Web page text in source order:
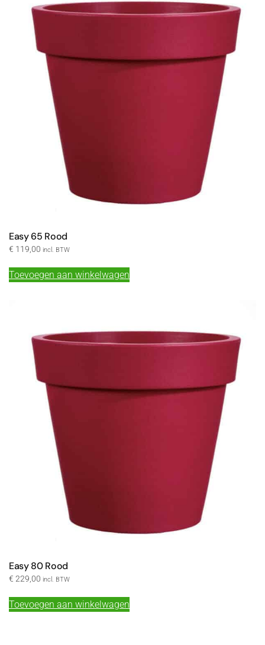
Easy 65 Rood
€ 119,00 incl. BTW
Toevoegen aan winkelwagen
Easy 80 Rood
€ 229,00 incl. BTW
Toevoegen aan winkelwagen